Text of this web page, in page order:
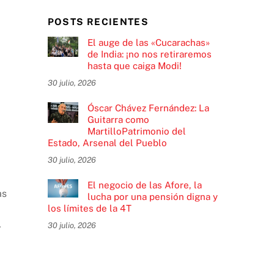
POSTS RECIENTES
El auge de las «Cucarachas»
de India: ¡no nos retiraremos
hasta que caiga Modi!
30 julio, 2026
Óscar Chávez Fernández: La
Guitarra como
MartilloPatrimonio del
Estado, Arsenal del Pueblo
30 julio, 2026
El negocio de las Afore, la
lucha por una pensión digna y
los límites de la 4T
30 julio, 2026